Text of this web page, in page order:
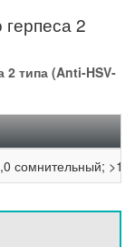
герпеса 2
2 типа (Anti-HSV-
сомнительный;